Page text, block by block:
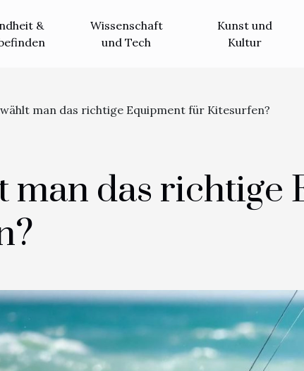
&
Wissenschaft
und Tech
Kunst und
Kultur
man das richtige Equipment für Kitesurfen?
man das richtige